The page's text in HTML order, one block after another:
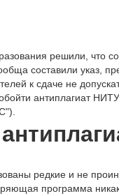
решили, что
составили указ,
к сдаче не
антиплагиат
редкие и не
программа